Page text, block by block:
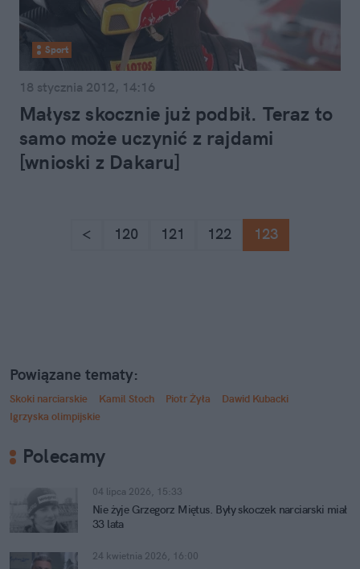
Sport
18 stycznia 2012, 14:16
Małysz skocznie już podbił. Teraz to
samo może uczynić z rajdami
[wnioski z Dakaru]
< 120 121 122 123
Powiązane tematy:
Skoki narciarskie Kamil Stoch Piotr Żyła
Dawid Kubacki
Igrzyska olimpijskie
Polecamy
04 lipca 2026, 15:33
Nie żyje Grzegorz Miętus. Były skoczek narciarski miał
33 lata
24 kwietnia 2026, 16:00